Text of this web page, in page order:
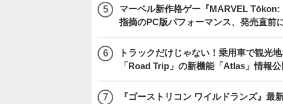
マーベル新作格ゲー『MARVEL
指摘のPC版パフォーマンス、発売直前
トラックだけじゃない！乗用車で観光
「Road Trip」の新機能「Atlas」情報公
『ゴーストリコン ワイルドランズ』